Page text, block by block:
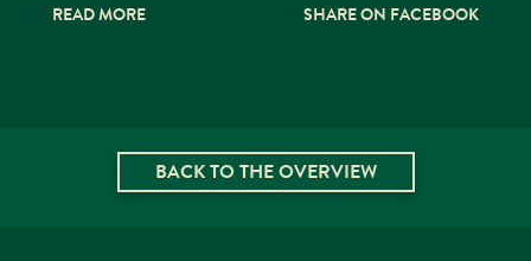
READ MORE SHARE ON FACEBOOK
BACK TO THE OVERVIEW